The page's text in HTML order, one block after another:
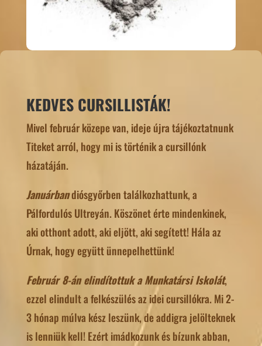
KEDVES CURSILLISTÁK!
Mivel február közepe van, ideje újra tájékoztatnunk
Titeket arról, hogy mi is történik a cursillónk
házatáján.
Januárbandiósgyőrben találkozhattunk, a
Pálfordulós Ultreyán. Köszönet érte mindenkinek,
aki otthont adott, aki eljött, aki segített! Hála az
Úrnak, hogy együtt ünnepelhettünk!
Február 8-án elindítottuk a Munkatársi Iskolát,
ezzel elindult a felkészülés az idei cursillókra. Mi 2-
3 hónap múlva kész leszünk, de addigra jelölteknek
is lenniük kell! Ezért imádkozunk és bízunk abban,